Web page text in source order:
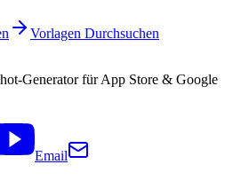
Vorlagen Durchsuchen
Generator für App Store & Google
Email